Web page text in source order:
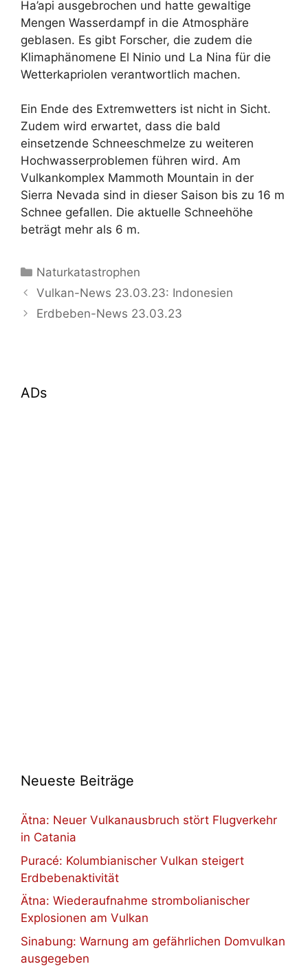
Ha’api ausgebrochen und hatte gewaltige
Mengen Wasserdampf in die Atmosphäre
geblasen. Es gibt Forscher, die zudem die
Klimaphänomene El Ninio und La Nina für die
Wetterkapriolen verantwortlich machen.
Ein Ende des Extremwetters ist nicht in Sicht.
Zudem wird erwartet, dass die bald
einsetzende Schneeschmelze zu weiteren
Hochwasserproblemen führen wird. Am
Vulkankomplex Mammoth Mountain in der
Sierra Nevada sind in dieser Saison bis zu 16 m
Schnee gefallen. Die aktuelle Schneehöhe
beträgt mehr als 6 m.
Kategorien
Naturkatastrophen
Vulkan-News 23.03.23: Indonesien
Erdbeben-News 23.03.23
ADs
Neueste Beiträge
Ätna: Neuer Vulkanausbruch stört Flugverkehr
in Catania
Puracé: Kolumbianischer Vulkan steigert
Erdbebenaktivität
Ätna: Wiederaufnahme strombolianischer
Explosionen am Vulkan
Sinabung: Warnung am gefährlichen Domvulkan
ausgegeben